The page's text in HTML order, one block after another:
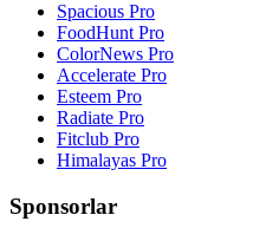
Spacious Pro
FoodHunt Pro
ColorNews Pro
Accelerate Pro
Esteem Pro
Radiate Pro
Fitclub Pro
Himalayas Pro
Sponsorlar